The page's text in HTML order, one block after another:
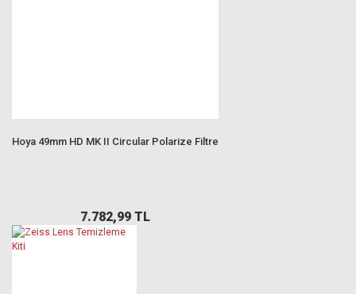
Hoya 49mm HD MK II Circular Polarize Filtre
7.782,99 TL